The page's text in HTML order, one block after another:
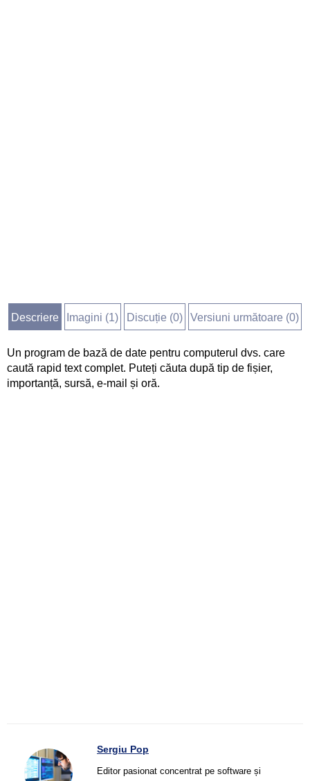
Descriere Imagini (1) Discuție (0) Versiuni următoare (0)
Un program de bază de date pentru computerul dvs. care
caută rapid text complet. Puteți căuta după tip de fișier,
importanță, sursă, e-mail și oră.
Sergiu Pop
Editor pasionat concentrat pe software și